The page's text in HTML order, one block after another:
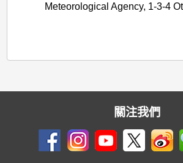
Meteorological Agency, 1-3-4
關注我們